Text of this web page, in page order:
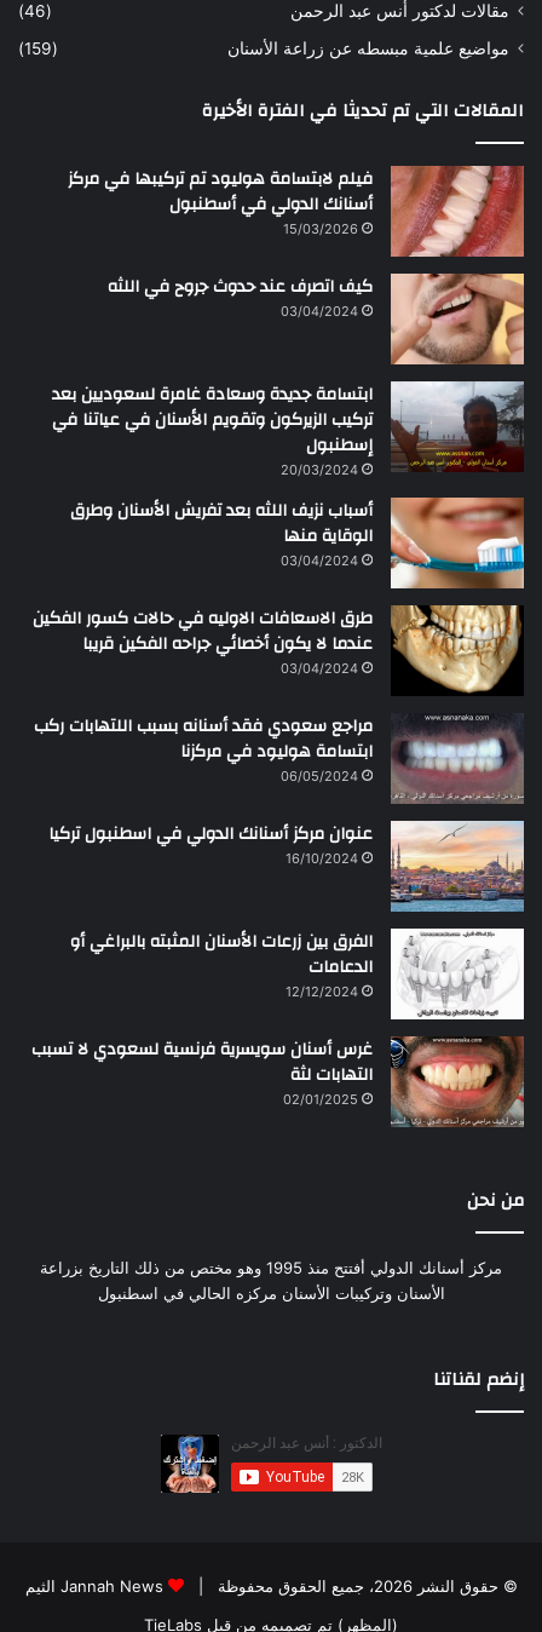
مقالات لدكتور أنس عبد الرحمن
(46)
مواضيع علمية مبسطه عن زراعة الأسنان
(159)
المقالات التي تم تحديثا في الفترة الأخيرة
فيلم لابتسامة هوليود تم تركيبها في مركز
أسنانك الدولي في أسطنبول
15/03/2026
كيف اتصرف عند حدوث جروح في اللثه
03/04/2024
ابتسامة جديدة وسعادة غامرة لسعوديين بعد
تركيب الزيركون وتقويم الأسنان في عياتنا في
إسطنبول
20/03/2024
أسباب نزيف اللثه بعد تفريش الأسنان وطرق
الوقاية منها
03/04/2024
طرق الاسعافات الاوليه في حالات كسور الفكين
عندما لا يكون أخصائي جراحه الفكين قريبا
03/04/2024
مراجع سعودي فقد أسنانه بسبب اللتهابات ركب
ابتسامة هوليود في مركزنا
06/05/2024
عنوان مركز أسنانك الدولي في اسطنبول تركيا
16/10/2024
الفرق بين زرعات الأسنان المثبته بالبراغي أو
الدعامات
12/12/2024
غرس أسنان سويسرية فرنسية لسعودي لا تسبب
التهابات لثة
02/01/2025
من نحن
مركز أسنانك الدولي أفتتح منذ 1995 وهو مختص من ذلك التاريخ بزراعة
الأسنان وتركيبات الأسنان مركزه الحالي في اسطنبول
إنضم لقناتنا
© حقوق النشر 2026، جميع الحقوق محفوظة |
Jannah News الثيم
(المظهر) تم تصميمه من قِبل TieLabs